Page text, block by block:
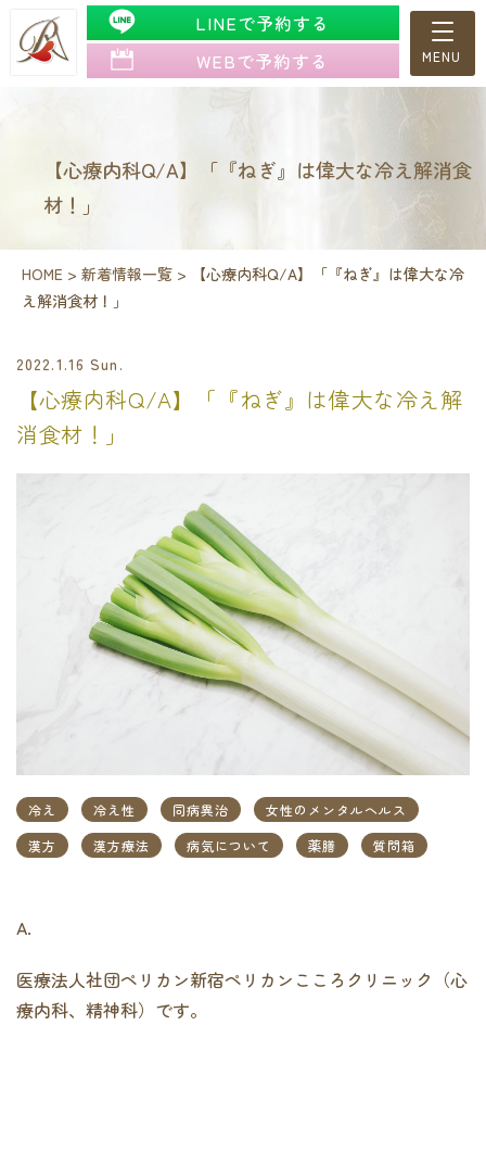
LINEで予約する
WEBで予約する
【心療内科Q/A】「『ねぎ』は偉大な冷え解消食
材！」
HOME > 新着情報一覧 >
【心療内科Q/A】「『ねぎ』は偉大な冷
え解消食材！」
2022.1.16 Sun.
【心療内科Q/A】「『ねぎ』は偉大な冷え解
消食材！」
冷え 冷え性 同病異治
女性のメンタルヘルス
漢方
漢方療法 病気について 薬膳 質問箱
A.
医療法人社団ペリカン新宿ペリカンこころクリニック（心
療内科、精神科）です。